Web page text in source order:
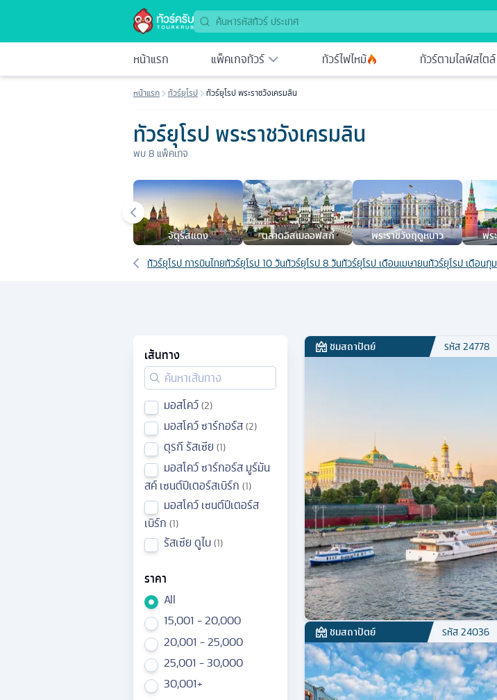
หน้าแรก แพ็คเกจทัวร์ ทัวร์ไฟไหม้ ทัวร์ตามไลฟ์สไตล์
หน้าแรก ทัวร์ยุโรป ทัวร์ยุโรป พระราชวังเครมลิน
ทัวร์ยุโรป พระราชวังเครมลิน
พบ8 แพ็คเกจ
เมืองยอดนิยม
จัตุรัสแดง ตลาดอิสเมลอฟสกี้ พระราชวังฤดูหนาว พร
เส้นทางที่เกี่ยวข้อง
ทัวร์ยุโรป การบินไทยทัวร์ยุโรป 10 วันทัวร์ยุโรป 8 วันทัวร์ยุโรป เดือนเมษายนทัวร์ยุโรป เดือนกุ
เส้นทาง
มอสโคว์ 2
มอสโคว์ ซาร์กอร์ส 2
ตุรกี รัสเซีย 1
มอสโคว์ ซาร์กอร์ส มูร์มัน
สค์ เซนต์ปีเตอร์สเบิร์ก 1
มอสโคว์ เซนต์ปีเตอร์ส
เบิร์ก 1
รัสเซีย ดูไบ 1
ราคา
All
15,001 - 20,000
20,001 - 25,000
25,001 - 30,000
30,001+
ชมสถาปัตย์ รหัส24778
ชมสถาปัตย์ รหัส24036